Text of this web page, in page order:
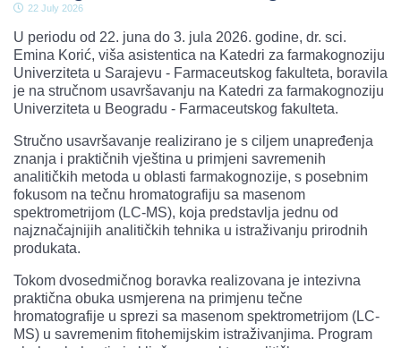
22 July 2026
U periodu od 22. juna do 3. jula 2026. godine, dr. sci.
Emina Korić, viša asistentica na Katedri za farmakognoziju
Univerziteta u Sarajevu - Farmaceutskog fakulteta, boravila
je na stručnom usavršavanju na Katedri za farmakognoziju
Univerziteta u Beogradu - Farmaceutskog fakulteta.
Stručno usavršavanje realizirano je s ciljem unapređenja
znanja i praktičnih vještina u primjeni savremenih
analitičkih metoda u oblasti farmakognozije, s posebnim
fokusom na tečnu hromatografiju sa masenom
spektrometrijom (LC-MS), koja predstavlja jednu od
najznačajnijih analitičkih tehnika u istraživanju prirodnih
produkata.
Tokom dvosedmičnog boravka realizovana je intezivna
praktična obuka usmjerena na primjenu tečne
hromatografije u sprezi sa masenom spektrometrijom (LC-
MS) u savremenim fitohemijskim istraživanjima. Program